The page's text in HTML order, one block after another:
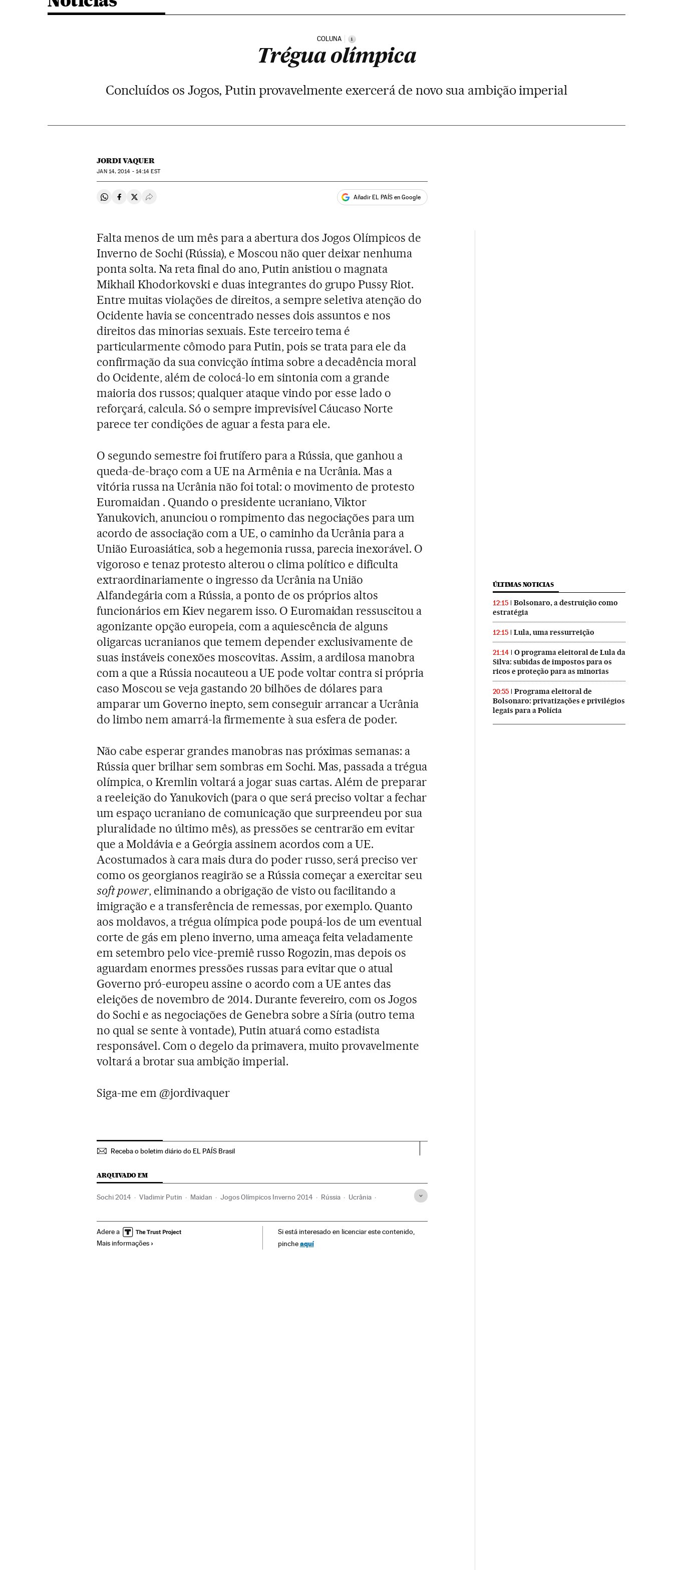
COLUNA i
Trégua olímpica
Concluídos os Jogos, Putin provavelmente exercerá de novo sua ambição imperial
JORDI VAQUER
JAN14, 2014 - 14:14 EST
Compartir en Whatsapp
Compartir en Facebook
Compartir en Twitter
Desplegar Redes Sociales Añadir EL PAÍS en Google
Falta menos de um mês para a abertura dos Jogos Olímpicos de
Inverno de Sochi (Rússia), e Moscou não quer deixar nenhuma
ponta solta. Na reta final do ano, Putin anistiou o magnata
Mikhail Khodorkovski e duas integrantes do grupo Pussy Riot.
Entre muitas violações de direitos, a sempre seletiva atenção do
Ocidente havia se concentrado nesses dois assuntos e nos
direitos das minorias sexuais. Este terceiro tema é
particularmente cômodo para Putin, pois se trata para ele da
confirmação da sua convicção íntima sobre a decadência moral
do Ocidente, além de colocá-lo em sintonia com a grande
maioria dos russos; qualquer ataque vindo por esse lado o
reforçará, calcula. Só o sempre imprevisível Cáucaso Norte
parece ter condições de aguar a festa para ele.
O segundo semestre foi frutífero para a Rússia, que ganhou a
queda-de-braço com a UE na Armênia e na Ucrânia. Mas a
vitória russa na Ucrânia não foi total: o movimento de protesto
Euromaidan . Quando o presidente ucraniano, Viktor
Yanukovich, anunciou o rompimento das negociações para um
acordo de associação com a UE, o caminho da Ucrânia para a
União Euroasiática, sob a hegemonia russa, parecia inexorável. O
vigoroso e tenaz protesto alterou o clima político e dificulta
extraordinariamente o ingresso da Ucrânia na União
Alfandegária com a Rússia, a ponto de os próprios altos
funcionários em Kiev negarem isso. O Euromaidan ressuscitou a
agonizante opção europeia, com a aquiescência de alguns
oligarcas ucranianos que temem depender exclusivamente de
suas instáveis conexões moscovitas. Assim, a ardilosa manobra
com a que a Rússia nocauteou a UE pode voltar contra si própria
caso Moscou se veja gastando 20 bilhões de dólares para
amparar um Governo inepto, sem conseguir arrancar a Ucrânia
do limbo nem amarrá-la firmemente à sua esfera de poder.
Não cabe esperar grandes manobras nas próximas semanas: a
Rússia quer brilhar sem sombras em Sochi. Mas, passada a trégua
olímpica, o Kremlin voltará a jogar suas cartas. Além de preparar
a reeleição do Yanukovich (para o que será preciso voltar a fechar
um espaço ucraniano de comunicação que surpreendeu por sua
pluralidade no último mês), as pressões se centrarão em evitar
que a Moldávia e a Geórgia assinem acordos com a UE.
Acostumados à cara mais dura do poder russo, será preciso ver
como os georgianos reagirão se a Rússia começar a exercitar seu
soft power, eliminando a obrigação de visto ou facilitando a
imigração e a transferência de remessas, por exemplo. Quanto
aos moldavos, a trégua olímpica pode poupá-los de um eventual
corte de gás em pleno inverno, uma ameaça feita veladamente
em setembro pelo vice-premiê russo Rogozin, mas depois os
aguardam enormes pressões russas para evitar que o atual
Governo pró-europeu assine o acordo com a UE antes das
eleições de novembro de 2014. Durante fevereiro, com os Jogos
do Sochi e as negociações de Genebra sobre a Síria (outro tema
no qual se sente à vontade), Putin atuará como estadista
responsável. Com o degelo da primavera, muito provavelmente
voltará a brotar sua ambição imperial.
Siga-me em @jordivaquer
Receba o boletim diário do EL PAÍS Brasil
ARQUIVADO EM
Sochi 2014 Vladimir Putin Maidan Jogos Olímpicos Inverno 2014 Rússia Ucrânia
Protestos sociais Jogos Olímpicos Mal-estar social Competições Ásia
Europa
Adere a
Mais informações
Si está interesado en licenciar este contenido,
pincheaquí
ÚLTIMAS NOTICIAS
12:15
Bolsonaro, a destruição como
estratégia
12:15 Lula, uma ressurreição
21:14
O programa eleitoral de Lula da
Silva: subidas de impostos para os
ricos e proteção para as minorias
20:55
Programa eleitoral de
Bolsonaro: privatizações e privilégios
legais para a Polícia